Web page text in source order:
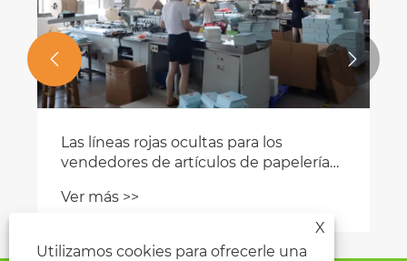
Las líneas rojas ocultas para los
vendedores de artículos de papelería
de listados y la eliminación de Logística
de Amazon a través de una cadena de
suministro ecológica
Ver más >>
 
X
Utilizamos cookies para ofrecerle una